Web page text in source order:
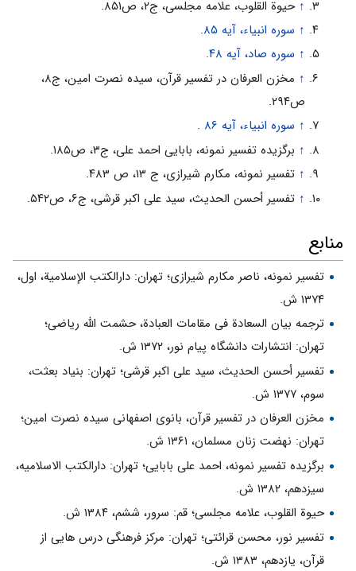
↑ حیوة القلوب، علامه مجلسی، ج۲، ص۸۵۱.
↑ سوره انبیاء، آیه ۸۵.
↑ سوره صاد، آیه ۴۸.
↑
مخزن العرفان در تفسیر قرآن، سیده نصرت امین، ج۸،
ص۲۹۴.
↑ سوره انبیاء، آیه ۸۶ .
↑ برگزیده تفسیر نمونه، بابایى احمد على، ج۳، ص۱۸۵.
↑ تفسیر نمونه، مکارم شیرازی، ج ۱۳، ص ۴۸۳.
↑ تفسیر أحسن الحدیث، سید على اکبر قرشى، ج۶، ص۵۴۲.
منابع
تفسیر نمونه، ناصر مکارم شیرازى؛ تهران: دارالکتب الإسلامیة، اول،
۱۳۷۴ ش.
ترجمه بیان السعادة فى مقامات العبادة، حشمت الله ریاضى؛
تهران: انتشارات دانشگاه پیام نور، ۱۳۷۲ ش.
تفسیر أحسن الحدیث، سید على اکبر قرشى؛ تهران: بنیاد بعثت،
سوم، ۱۳۷۷ ش.
مخزن العرفان در تفسیر قرآن، بانوى اصفهانى سیده نصرت امین؛
تهران: نهضت زنان مسلمان، ۱۳۶۱ ش.
برگزیده تفسیر نمونه، احمد على بابایى؛ تهران: دارالکتب الاسلامیه،
سیزدهم، ۱۳۸۲ ش.
حیوة القلوب، علامه مجلسى؛ قم: سرور، ششم، ۱۳۸۴ ش.
تفسیر نور، محسن قرائتى؛ تهران: مرکز فرهنگى درس هایى از
قرآن، یازدهم، ۱۳۸۳ ش.